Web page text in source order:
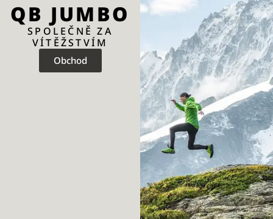
QB JUMBO
SPOLEČNĚ ZA
VÍTĚŽSTVÍM
Obchod